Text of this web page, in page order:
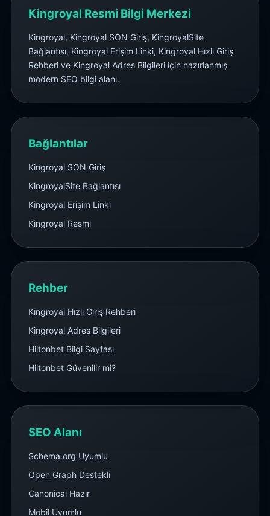
Kingroyal Resmi Bilgi Merkezi
Kingroyal, Kingroyal SON Giriş, KingroyalSite
Bağlantısı, Kingroyal Erişim Linki, Kingroyal Hızlı Giriş
Rehberi ve Kingroyal Adres Bilgileri için hazırlanmış
modern SEO bilgi alanı.
Bağlantılar
Kingroyal SON Giriş
KingroyalSite Bağlantısı
Kingroyal Erişim Linki
Kingroyal Resmi
Rehber
Kingroyal Hızlı Giriş Rehberi
Kingroyal Adres Bilgileri
Hiltonbet Bilgi Sayfası
Hiltonbet Güvenilir mi?
SEO Alanı
Schema.org Uyumlu
Open Graph Destekli
Canonical Hazır
Mobil Uyumlu